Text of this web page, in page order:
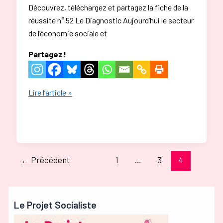
Découvrez, téléchargez et partagez la fiche de la
réussite n° 52 Le Diagnostic Aujourd’hui le secteur
de l’économie sociale et
Partagez !
Reconnaître
Solidaire,
donner
au
Lire l’article »
← Précédent 1 … 3 4
Le Projet Socialiste